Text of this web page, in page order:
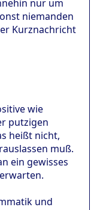
nur um
niemanden
Kurznachricht
wie
putzigen
heißt nicht,
muß.
ein gewisses
und